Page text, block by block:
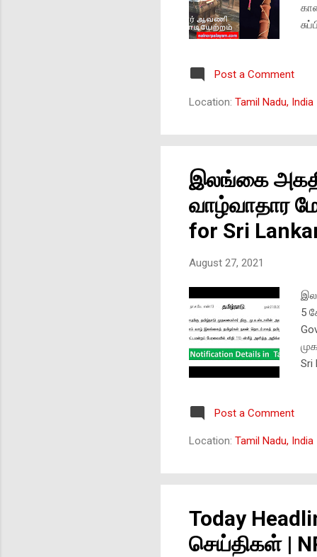
Post a Comment
Location: Tamil Nadu, India
இலங்கை
வாழ்வாதார
for Sri
August 27, 2021
5
Sri
Post a Comment
Location: Tamil Nadu, India
Today
செய்திகள் |